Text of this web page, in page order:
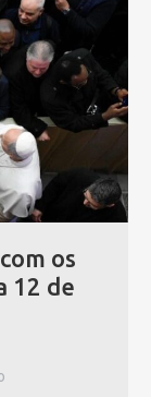
os
12 de